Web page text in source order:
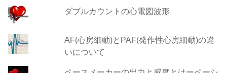
ダブルカウントの心電図波形
AF(心房細動)とPAF(発作性心房細動)の違
いについて